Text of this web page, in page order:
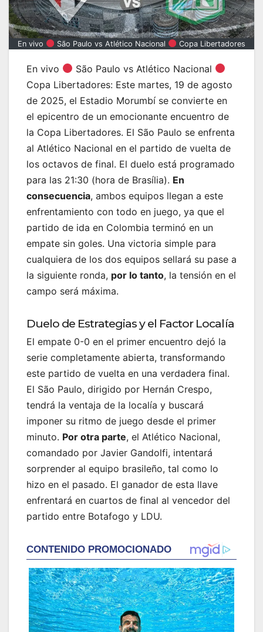
En vivo São Paulo vs Atlético Nacional Copa Libertadores
En vivo
São Paulo vs Atlético Nacional
Copa Libertadores: Este martes, 19 de agosto
de 2025, el Estadio Morumbí se convierte en
el epicentro de un emocionante encuentro de
la Copa Libertadores. El São Paulo se enfrenta
al Atlético Nacional en el partido de vuelta de
los octavos de final. El duelo está programado
para las 21:30 (hora de Brasília). En
consecuencia, ambos equipos llegan a este
enfrentamiento con todo en juego, ya que el
partido de ida en Colombia terminó en un
empate sin goles. Una victoria simple para
cualquiera de los dos equipos sellará su pase a
la siguiente ronda, por lo tanto, la tensión en el
campo será máxima.
Duelo de Estrategias y el Factor Localía
El empate 0-0 en el primer encuentro dejó la
serie completamente abierta, transformando
este partido de vuelta en una verdadera final.
El São Paulo, dirigido por Hernán Crespo,
tendrá la ventaja de la localía y buscará
imponer su ritmo de juego desde el primer
minuto. Por otra parte, el Atlético Nacional,
comandado por Javier Gandolfi, intentará
sorprender al equipo brasileño, tal como lo
hizo en el pasado. El ganador de esta llave
enfrentará en cuartos de final al vencedor del
partido entre Botafogo y LDU.